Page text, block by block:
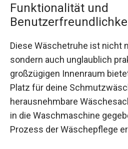
Funktionalität und
Diese Wäschetruhe ist nicht
sondern auch unglaublich
großzügigen Innenraum
Platz für deine
herausnehmbare
in die Waschmaschine
Prozess der Wäschepflege